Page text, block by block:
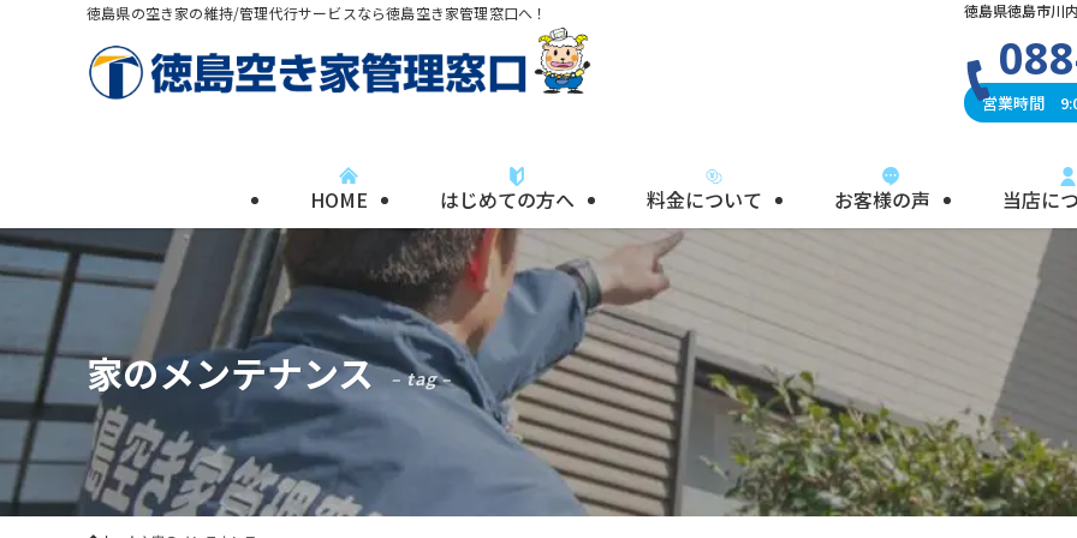
徳島県の空き家の維持/管理代行サービスなら徳島空き家管理窓口へ！
HOME はじめての方へ 料金について お客様の声 当店に
徳島県徳島市川
営業時間
家のメンテナンス – tag –